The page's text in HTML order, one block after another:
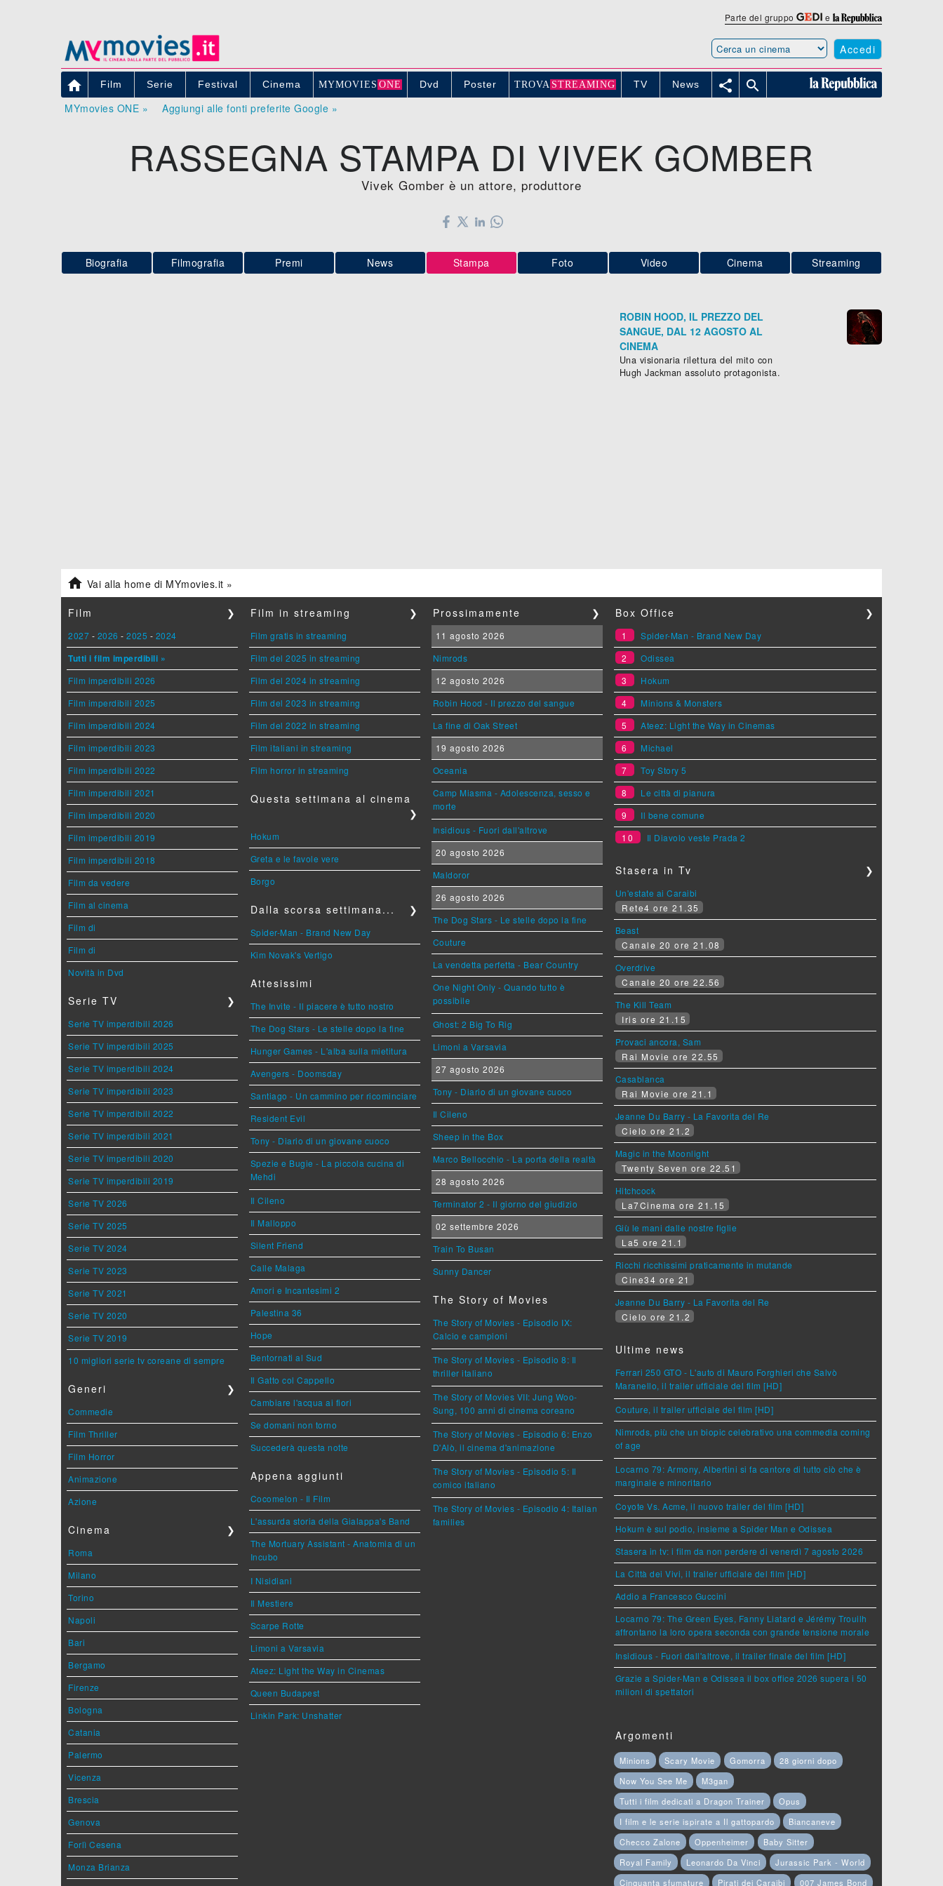
Parte del gruppo e
Accedi
 Film Serie Festival Cinema MYMOVIE S ONE Dvd Poster TROVA STREAMING TV News  
MYmovies ONE » Aggiungi alle fonti preferite Google »
RASSEGNA STAMPA DI VIVEK GOMBER
Vivek Gomber è un attore, produttore
Biografia Filmografia Premi News Stampa Foto Video Cinema Streaming
ROBIN HOOD, IL PREZZO DEL
SANGUE, DAL 12 AGOSTO AL
CINEMA
Una visionaria rilettura del mito con
Hugh Jackman assoluto protagonista.
 Vai alla home di MYmovies.it »
Film ❯
2027 - 2026 - 2025 - 2024
Tutti i film imperdibili »
Film imperdibili 2026
Film imperdibili 2025
Film imperdibili 2024
Film imperdibili 2023
Film imperdibili 2022
Film imperdibili 2021
Film imperdibili 2020
Film imperdibili 2019
Film imperdibili 2018
Film da vedere
Film al cinema
Film di
Film di
Novità in Dvd
Serie TV ❯
Serie TV imperdibili 2026
Serie TV imperdibili 2025
Serie TV imperdibili 2024
Serie TV imperdibili 2023
Serie TV imperdibili 2022
Serie TV imperdibili 2021
Serie TV imperdibili 2020
Serie TV imperdibili 2019
Serie TV 2026
Serie TV 2025
Serie TV 2024
Serie TV 2023
Serie TV 2021
Serie TV 2020
Serie TV 2019
10 migliori serie tv coreane di sempre
Generi ❯
Commedie
Film Thriller
Film Horror
Animazione
Azione
Cinema ❯
Roma
Milano
Torino
Napoli
Bari
Bergamo
Firenze
Bologna
Catania
Palermo
Vicenza
Brescia
Genova
Forlì Cesena
Monza Brianza
Film in streaming ❯
Film gratis in streaming
Film del 2025 in streaming
Film del 2024 in streaming
Film del 2023 in streaming
Film del 2022 in streaming
Film italiani in streaming
Film horror in streaming
Questa settimana al cinema
❯
Hokum
Greta e le favole vere
Borgo
Dalla scorsa settimana... ❯
Spider-Man - Brand New Day
Kim Novak's Vertigo
Attesissimi
The Invite - Il piacere è tutto nostro
The Dog Stars - Le stelle dopo la fine
Hunger Games - L'alba sulla mietitura
Avengers - Doomsday
Santiago - Un cammino per ricominciare
Resident Evil
Tony - Diario di un giovane cuoco
Spezie e Bugie - La piccola cucina di
Mehdi
Il Cileno
Il Malloppo
Silent Friend
Calle Malaga
Amori e Incantesimi 2
Palestina 36
Hope
Bentornati al Sud
Il Gatto col Cappello
Cambiare l'acqua ai fiori
Se domani non torno
Succederà questa notte
Appena aggiunti
Cocomelon - Il Film
L'assurda storia della Gialappa's Band
The Mortuary Assistant - Anatomia di un
Incubo
I Nisidiani
Il Mestiere
Scarpe Rotte
Limoni a Varsavia
Ateez: Light the Way in Cinemas
Queen Budapest
Linkin Park: Unshatter
Prossimamente ❯
11 agosto 2026
Nimrods
12 agosto 2026
Robin Hood - Il prezzo del sangue
La fine di Oak Street
19 agosto 2026
Oceania
Camp Miasma - Adolescenza, sesso e
morte
Insidious - Fuori dall'altrove
20 agosto 2026
Maldoror
26 agosto 2026
The Dog Stars - Le stelle dopo la fine
Couture
La vendetta perfetta - Bear Country
One Night Only - Quando tutto è
possibile
Ghost: 2 Big To Rig
Limoni a Varsavia
27 agosto 2026
Tony - Diario di un giovane cuoco
Il Cileno
Sheep in the Box
Marco Bellocchio - La porta della realtà
28 agosto 2026
Terminator 2 - Il giorno del giudizio
02 settembre 2026
Train To Busan
Sunny Dancer
The Story of Movies
The Story of Movies - Episodio IX:
Calcio e campioni
The Story of Movies - Episodio 8: Il
thriller italiano
The Story of Movies VII: Jung Woo-
Sung, 100 anni di cinema coreano
The Story of Movies - Episodio 6: Enzo
D'Alò, il cinema d'animazione
The Story of Movies - Episodio 5: Il
comico italiano
The Story of Movies - Episodio 4: Italian
families
Box Office ❯
1
Spider-Man - Brand New Day
2
Odissea
3
Hokum
4
Minions & Monsters
5
Ateez: Light the Way in Cinemas
6
Michael
7
Toy Story 5
8
Le città di pianura
9
Il bene comune
10
Il Diavolo veste Prada 2
Stasera in Tv ❯
Un'estate ai Caraibi
Rete4 ore 21.35
Beast
Canale 20 ore 21.08
Overdrive
Canale 20 ore 22.56
The Kill Team
Iris ore 21.15
Provaci ancora, Sam
Rai Movie ore 22.55
Casablanca
Rai Movie ore 21.1
Jeanne Du Barry - La Favorita del Re
Cielo ore 21.2
Magic in the Moonlight
Twenty Seven ore 22.51
Hitchcock
La7Cinema ore 21.15
Giù le mani dalle nostre figlie
La5 ore 21.1
Ricchi ricchissimi praticamente in mutande
Cine34 ore 21
Jeanne Du Barry - La Favorita del Re
Cielo ore 21.2
Ultime news
Ferrari 250 GTO - L'auto di Mauro Forghieri che Salvò
Maranello, il trailer ufficiale del film [HD]
Couture, il trailer ufficiale del film [HD]
Nimrods, più che un biopic celebrativo una commedia coming
of age
Locarno 79: Armony, Albertini si fa cantore di tutto ciò che è
marginale e minoritario
Coyote Vs. Acme, il nuovo trailer del film [HD]
Hokum è sul podio, insieme a Spider Man e Odissea
Stasera in tv: i film da non perdere di venerdì 7 agosto 2026
La Città dei Vivi, il trailer ufficiale del film [HD]
Addio a Francesco Guccini
Locarno 79: The Green Eyes, Fanny Liatard e Jérémy Trouilh
affrontano la loro opera seconda con grande tensione morale
Insidious - Fuori dall'altrove, il trailer finale del film [HD]
Grazie a Spider-Man e Odissea il box office 2026 supera i 50
milioni di spettatori
Argomenti
Minions Scary Movie Gomorra
28 giorni dopo
Now You See Me
M3gan
Tutti i film dedicati a Dragon Trainer
Opus
I film e le serie ispirate a Il gattopardo
Biancaneve
Checco Zalone
Oppenheimer
Baby Sitter
Royal Family
Leonardo Da Vinci
Jurassic Park - World
Cinquanta sfumature
Pirati dei Caraibi 007 James Bond